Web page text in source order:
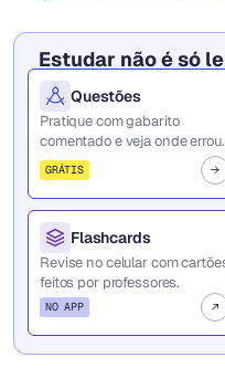
Estudar não é só
Questões
Pratique com gabarito
comentado e veja onde errou.
GRÁTIS
Flashcards
Revise no celular com
feitos por professores.
NO APP